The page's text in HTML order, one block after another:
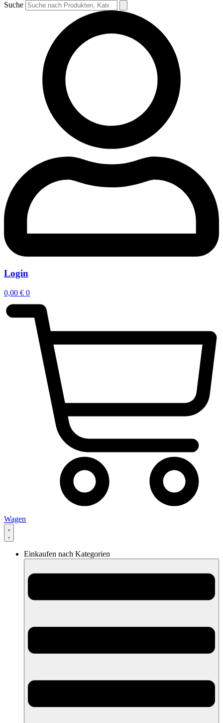
Suche
Login
0,00 € 0
Wagen
Einkaufen nach Kategorien